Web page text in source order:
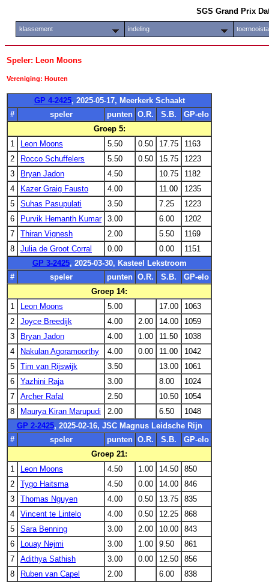
SGS Grand Prix
klassement indeling
Speler: Leon Moons
Vereniging: Houten
GP 4-2425, 2025-05-17, Meerkerk Schaakt
#
speler punten O.R. S.B.
GP-elo
Groep 5:
1
Leon Moons 5.50 0.50 17.75
1163
2
Rocco Schuffelers 5.50 0.50 15.75
1223
3
Bryan Jadon 4.50 10.75
1182
4
Kazer Graig Fausto 4.00 11.00
1235
5
Suhas Pasupulati 3.50 7.25
1223
6
Purvik Hemanth Kumar 3.00 6.00
1202
7
Thiran Vignesh 2.00 5.50
1169
8
Julia de Groot Corral 0.00 0.00
1151
GP 3-2425, 2025-03-30, Kasteel Lekstroom
#
speler punten O.R. S.B.
GP-elo
Groep 14:
1
Leon Moons 5.00 17.00
1063
2
Joyce Breedijk 4.00 2.00 14.00
1059
3
Bryan Jadon 4.00 1.00 11.50
1038
4
Nakulan Agoramoorthy 4.00 0.00 11.00
1042
5
Tim van Rijswijk 3.50 13.00
1061
6
Yazhini Raja 3.00 8.00
1024
7
Archer Rafal 2.50 10.50
1054
8
Maurya Kiran Marupudi 2.00 6.50
1048
GP 2-2425, 2025-02-16, JSC Magnus Leidsche Rijn
#
speler punten O.R. S.B.
GP-elo
Groep 21:
1
Leon Moons 4.50 1.00 14.50
850
2
Tygo Haitsma 4.50 0.00 14.00
846
3
Thomas Nguyen 4.00 0.50 13.75
835
4
Vincent te Lintelo 4.00 0.50 12.25
868
5
Sara Benning 3.00 2.00 10.00
843
6
Louay Nejmi 3.00 1.00 9.50
861
7
Adithya Sathish 3.00 0.00 12.50
856
8
Ruben van Capel 2.00 6.00 838